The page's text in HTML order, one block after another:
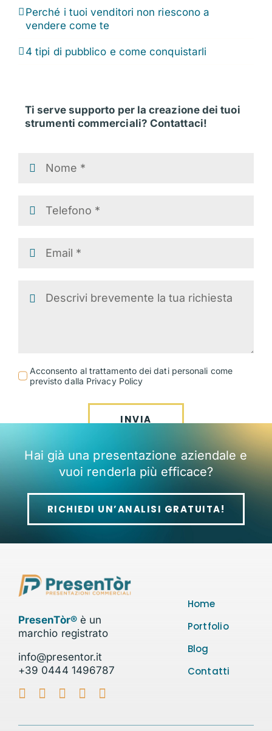
Perché i tuoi venditori non riescono a
vendere come te
4 tipi di pubblico e come conquistarli
Ti serve supporto per la creazione dei tuoi
strumenti commerciali? Contattaci!
Acconsento al trattamento dei dati personali come
previsto dalla Privacy Policy
INVIA
Hai già una presentazione aziendale e
vuoi renderla più efficace?
RICHIEDI UN’ANALISI GRATUITA!
PresenTòr®è un
marchio registrato
info@presentor.it
+39 0444 1496787
Home
Portfolio
Blog
Contatti